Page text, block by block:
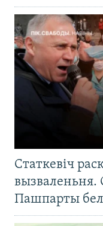
Статкевіч
вызваленьня.
Пашпарты